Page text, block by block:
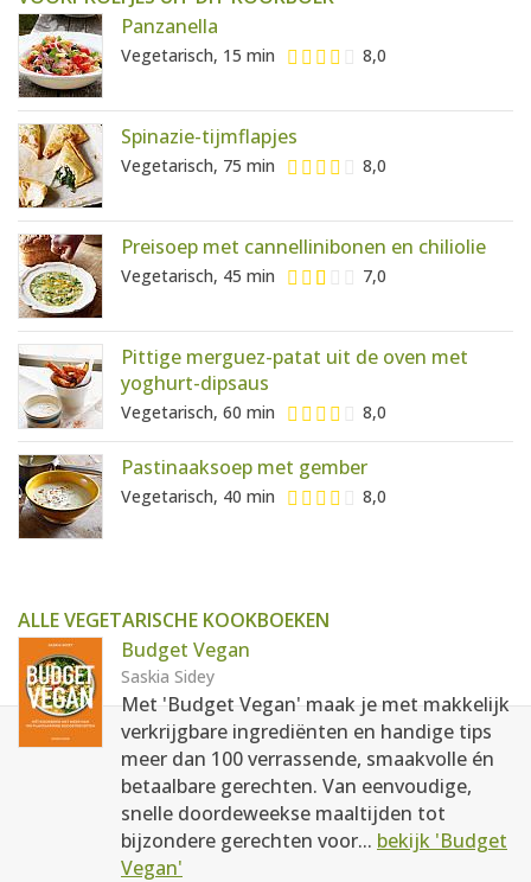
Panzanella
Vegetarisch, 15 min 8,0
Spinazie-tijmflapjes
Vegetarisch, 75 min 8,0
Preisoep met cannellinibonen en chiliolie
Vegetarisch, 45 min 7,0
Pittige merguez-patat uit de oven met
yoghurt-dipsaus
Vegetarisch, 60 min 8,0
Pastinaaksoep met gember
Vegetarisch, 40 min 8,0
ALLE VEGETARISCHE KOOKBOEKEN
Budget Vegan
Saskia Sidey
Met 'Budget Vegan' maak je met makkelijk
verkrijgbare ingrediënten en handige tips
meer dan 100 verrassende, smaakvolle én
betaalbare gerechten. Van eenvoudige,
snelle doordeweekse maaltijden tot
bijzondere gerechten voor... bekijk 'Budget
Vegan'